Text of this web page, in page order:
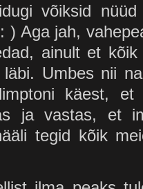
võiksid
) Aga jah,
ainult et
läbi. Umbes nii
käest, et
ja vastas, et
tegid kõik